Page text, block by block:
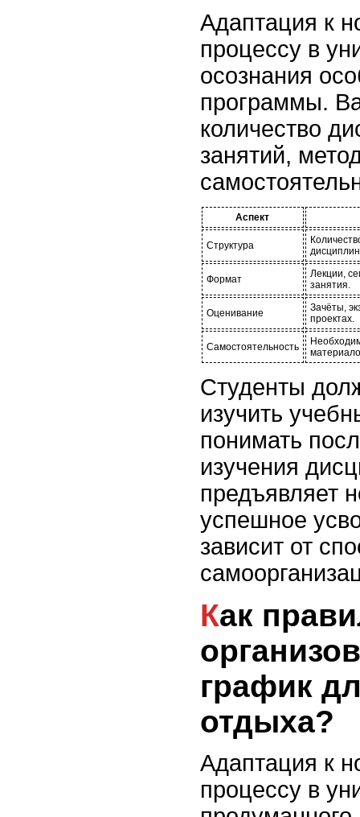
Адаптация к
процессу в
осознания
программы.
количество
занятий,
Аспект
Структура
Формат
Лекции,
занятия.
Оценивание
Зачёты,
проектах.
Самостоятельность
Студенты
изучить
понимать
изучения
предъявляет
успешное
зависит от
Как правильно
график
отдыха?
Адаптация к
процессу в